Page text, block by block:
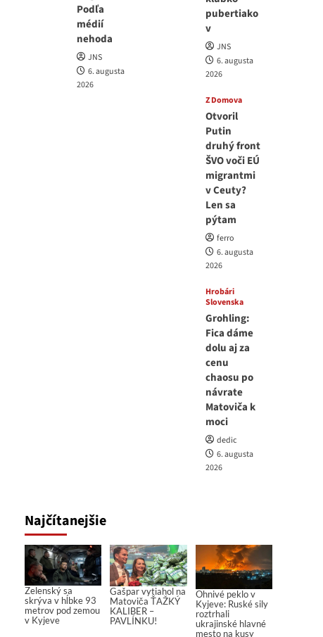
Podľa
médií
nehoda
JNS
6. augusta
2026
pubertiako
v
JNS
6. augusta
2026
Z Domova
Otvoril
Putin
druhý front
ŠVO voči EÚ
migrantmi
v Ceuty?
Len sa
pýtam
ferro
6. augusta
2026
Hrobári
Slovenska
Grohling:
Fica dáme
dolu aj za
cenu
chaosu po
návrate
Matoviča k
moci
dedic
6. augusta
2026
Najčítanejšie
Zelenský sa
skrýva v hĺbke 93
metrov pod zemou
v Kyjeve
Gašpar vytiahol na
Matoviča ŤAŽKÝ
KALIBER –
PAVLÍNKU!
Ohnivé peklo v
Kyjeve: Ruské sily
roztrhali
ukrajinské hlavné
mesto na kusy